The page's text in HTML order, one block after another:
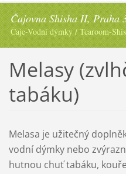
Čajovna Shisha II, Praha
Čaje-Vodní dýmky / Tearoom-
Melasy
tabáku)
Melasa je užitečný
vodní dýmky nebo
hutnou chuť tabáku,